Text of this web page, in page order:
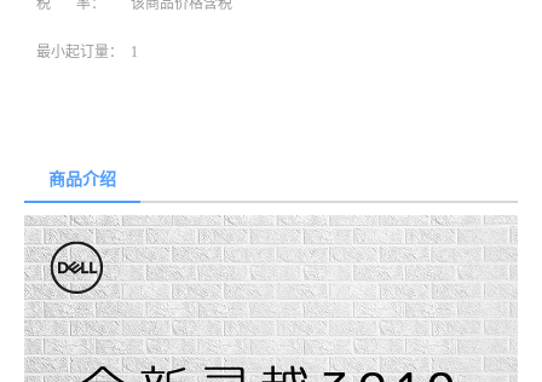
税 率： 该商品价格含税
最小起订量： 1
商品介绍